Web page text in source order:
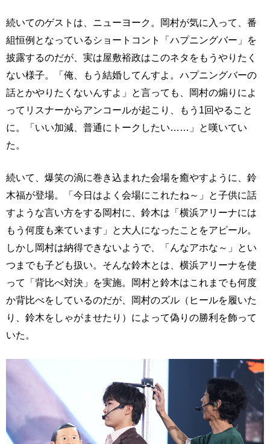
続いてのゲストは、ニューヨーク。岡村が気に入って、番
組恒例となっているショートコント「ハプニングバー」を
披露するのだが、実は屋敷裕政はこのネタをもうやりたく
ない様子。「俺、もう結婚してんすよ。ハプニングバーの
話とかやりたくないんすよ」と言っても、岡村の煽りによ
ってリスナーからアンコールが起こり、もう1回やること
に。「いい加減、普通にトークしたい……」と嘆いてい
た。
続いて、爆笑の渦に巻き込まれた会場を癒やすように、鈴
木福が登場。「今日はよく会場にこれたね～」と子供に話
すような言い方をする岡村に、鈴木は「横浜アリーナには
もう何度も来ています」と大人になったことをアピール。
しかし岡村は納得できないようで、「んなアホな～」とい
つまでも子ども扱い。そんな鈴木とは、横浜アリーナを使
って「背比べ対決」を実施。岡村と鈴木はこれまでも何度
か背比べをしているのだが、岡村のズル（ヒールを履いた
り、鈴木をしゃがませたり）によって偽りの勝利を飾って
いた。